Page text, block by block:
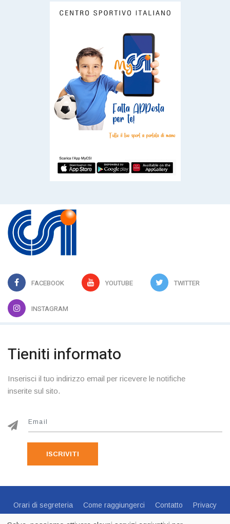
FACEBOOK YOUTUBE TWITTER
INSTAGRAM
Tieniti informato
Inserisci il tuo indirizzo email per ricevere le notifiche
inserite sul sito.
ISCRIVITI
Orari di segreteria Come raggiungerci Contatto
Privacy